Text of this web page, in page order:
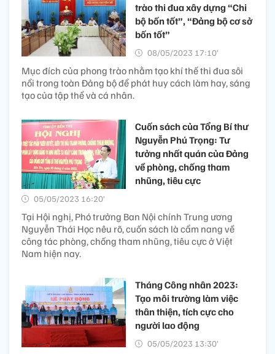
trào thi đua xây dựng “Chi
bộ bốn tốt”, “Đảng bộ cơ sở
bốn tốt”
08/05/2023 17:10’
Mục đích của phong trào nhằm tạo khí thế thi đua sôi
nổi trong toàn Đảng bộ để phát huy cách làm hay, sáng
tạo của tập thể và cá nhân.
Cuốn sách của Tổng Bí thư
Nguyễn Phú Trọng: Tư
tưởng nhất quán của Đảng
về phòng, chống tham
nhũng, tiêu cực
05/05/2023 16:20’
Tại Hội nghị, Phó trưởng Ban Nội chính Trung ương
Nguyễn Thái Học nêu rõ, cuốn sách là cẩm nang về
công tác phòng, chống tham nhũng, tiêu cực ở Việt
Nam hiện nay.
Tháng Công nhân 2023:
Tạo môi trường làm việc
thân thiện, tích cực cho
người lao động
05/05/2023 13:30’